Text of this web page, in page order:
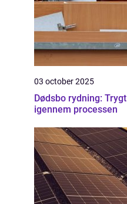
03 october 2025
Dødsbo rydning: Trygt
igennem processen